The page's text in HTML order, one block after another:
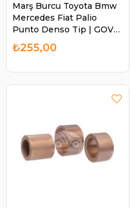
Marş Burcu Toyota Bmw
Mercedes Fiat Palio
Punto Denso Tip | GOVA
137138139
₺255,00